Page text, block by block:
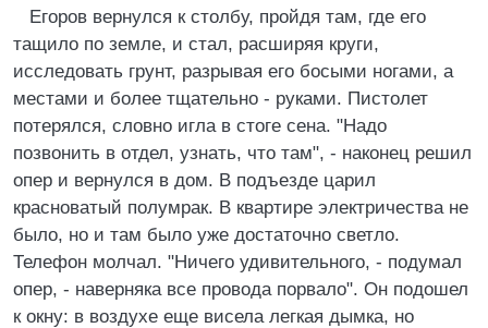
Егоров вернулся к столбу, пройдя там, где его
тащило по земле, и стал, расширяя круги,
исследовать грунт, разрывая его босыми ногами, а
местами и более тщательно - руками. Пистолет
потерялся, словно игла в стоге сена. "Надо
позвонить в отдел, узнать, что там", - наконец решил
опер и вернулся в дом. В подъезде царил
красноватый полумрак. В квартире электричества не
было, но и там было уже достаточно светло.
Телефон молчал. "Ничего удивительного, - подумал
опер, - наверняка все провода порвало". Он подошел
к окну: в воздухе еще висела легкая дымка, но